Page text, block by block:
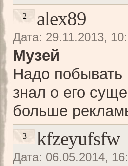
2 alex89
Дата: 29.11.2013,
Музей
Надо
знал о его
больше
3 kfzeyufsfw
Дата: 06.05.2014,